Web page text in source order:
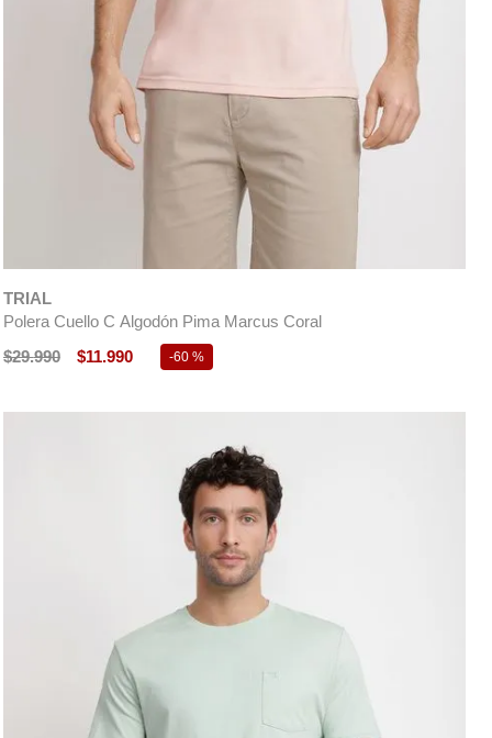
TRIAL
Polera Cuello C Algodón Pima Marcus Coral
$29.990 $11.990 -60 %